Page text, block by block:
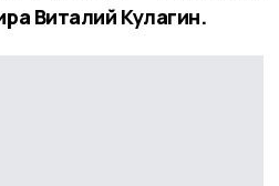
Виталий Кулагин.